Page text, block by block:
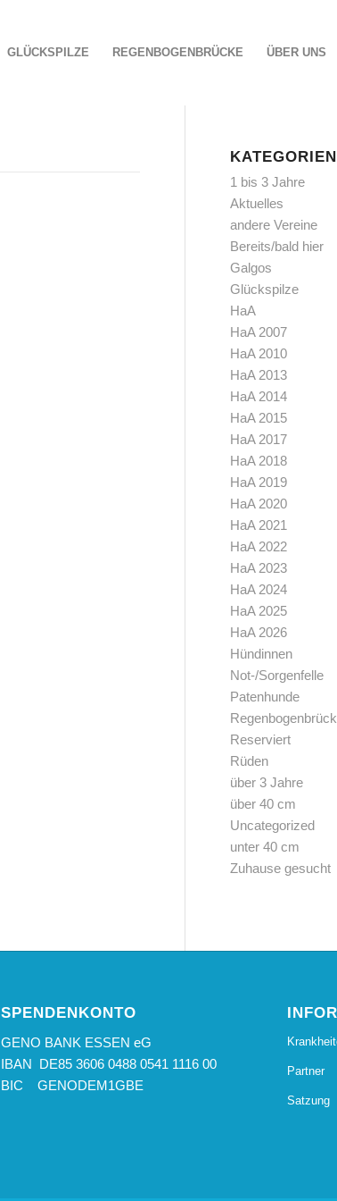
GLÜCKSPILZE REGENBOGENBRÜCKE ÜBER UNS
KATEGORIEN
1 bis 3 Jahre
Aktuelles
andere Vereine
Bereits/bald hier
Galgos
Glückspilze
HaA
HaA 2007
HaA 2010
HaA 2013
HaA 2014
HaA 2015
HaA 2017
HaA 2018
HaA 2019
HaA 2020
HaA 2021
HaA 2022
HaA 2023
HaA 2024
HaA 2025
HaA 2026
Hündinnen
Not-/Sorgenfelle
Patenhunde
Reserviert
Rüden
über 3 Jahre
über 40 cm
Uncategorized
unter 40 cm
Zuhause gesucht
SPENDENKONTO
GENO BANK ESSEN eG
IBAN DE85 3606 0488 0541 1116 00
BIC GENODEM1GBE
Partner
Satzung